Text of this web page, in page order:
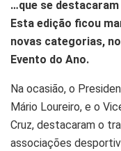
…que se
Esta edição ficou
novas categorias,
Evento do Ano.
Na ocasião, o
Mário Loureiro, e o
Cruz, destacaram o
associações